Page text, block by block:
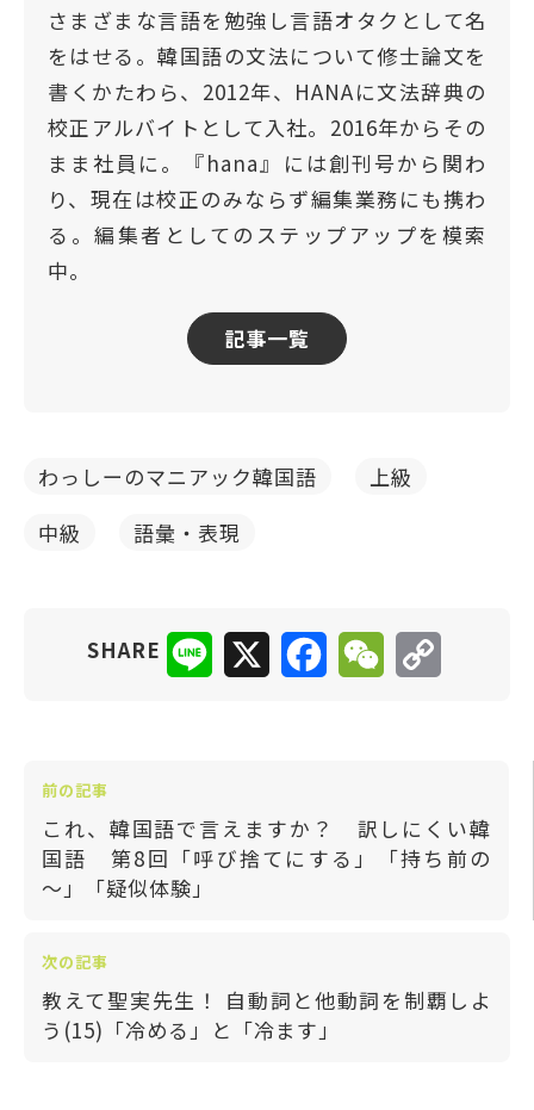
さまざまな言語を勉強し言語オタクとして名
をはせる。韓国語の文法について修士論文を
書くかたわら、2012年、HANAに文法辞典の
校正アルバイトとして入社。2016年からその
まま社員に。『hana』には創刊号から関わ
り、現在は校正のみならず編集業務にも携わ
る。編集者としてのステップアップを模索
中。
記事一覧
わっしーのマニアック韓国語
上級
中級
語彙・表現
SHARE Line FacebookWeChat
前の記事
これ、韓国語で言えますか？ 訳しにくい韓
国語 第8回「呼び捨てにする」「持ち前の
～」「疑似体験」
次の記事
教えて聖実先生！ 自動詞と他動詞を制覇しよ
う(15)「冷める」と「冷ます」